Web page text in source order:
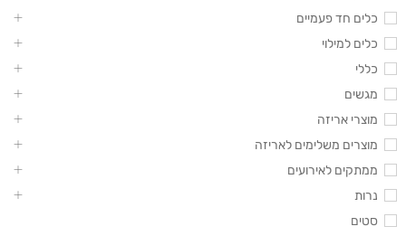
כלים חד פעמיים
כלים למילוי
כללי
מגשים
מוצרי אריזה
מוצרים משלימים לאריזה
ממתקים לאירועים
נרות
סטים